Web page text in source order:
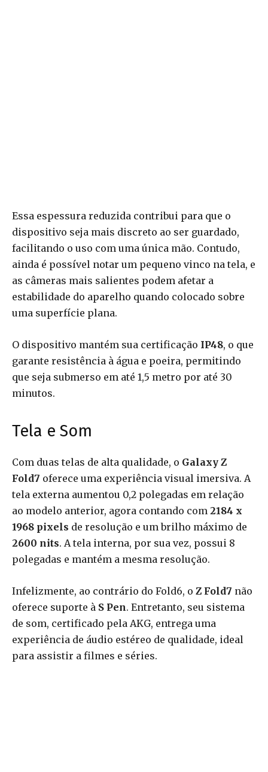
Essa espessura reduzida contribui para que o
dispositivo seja mais discreto ao ser guardado,
facilitando o uso com uma única mão. Contudo,
ainda é possível notar um pequeno vinco na tela, e
as câmeras mais salientes podem afetar a
estabilidade do aparelho quando colocado sobre
uma superfície plana.
O dispositivo mantém sua certificação IP48, o que
garante resistência à água e poeira, permitindo
que seja submerso em até 1,5 metro por até 30
minutos.
Tela e Som
Com duas telas de alta qualidade, o Galaxy Z
Fold7 oferece uma experiência visual imersiva. A
tela externa aumentou 0,2 polegadas em relação
ao modelo anterior, agora contando com 2184 x
1968 pixels de resolução e um brilho máximo de
2600 nits. A tela interna, por sua vez, possui 8
polegadas e mantém a mesma resolução.
Infelizmente, ao contrário do Fold6, o Z Fold7 não
oferece suporte à S Pen. Entretanto, seu sistema
de som, certificado pela AKG, entrega uma
experiência de áudio estéreo de qualidade, ideal
para assistir a filmes e séries.